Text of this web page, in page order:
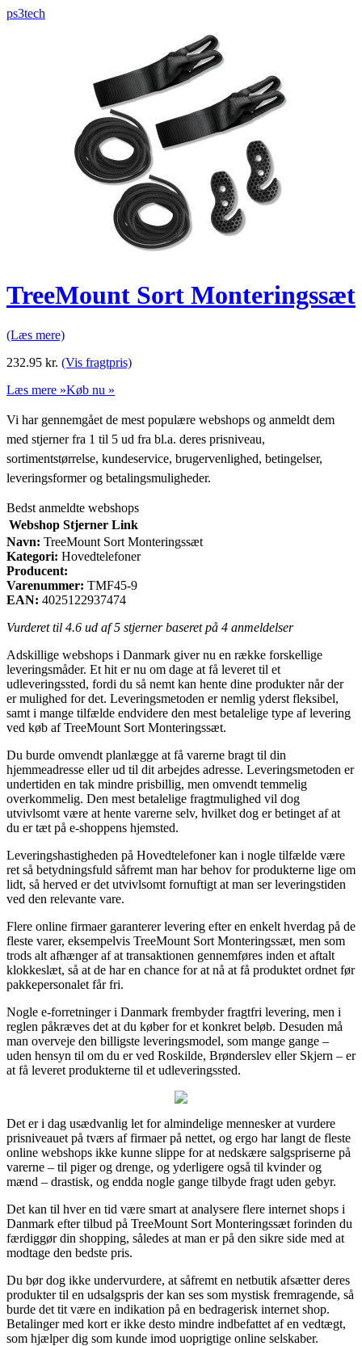
ps3tech
TreeMount Sort Monteringssæt
(Læs mere)
232.95 kr. (Vis fragtpris)
Læs mere »Køb nu »
Vi har gennemgået de mest populære webshops og anmeldt dem
med stjerner fra 1 til 5 ud fra bl.a. deres prisniveau,
sortimentstørrelse, kundeservice, brugervenlighed, betingelser,
leveringsformer og betalingsmuligheder.
Bedst anmeldte webshops
Webshop Stjerner Link
Navn: TreeMount Sort Monteringssæt
Kategori: Hovedtelefoner
Producent:
Varenummer: TMF45-9
EAN: 4025122937474
Vurderet til 4.6 ud af 5 stjerner baseret på 4 anmeldelser
Adskillige webshops i Danmark giver nu en række forskellige
leveringsmåder. Et hit er nu om dage at få leveret til et
udleveringssted, fordi du så nemt kan hente dine produkter når der
er mulighed for det. Leveringsmetoden er nemlig yderst fleksibel,
samt i mange tilfælde endvidere den mest betalelige type af levering
ved køb af TreeMount Sort Monteringssæt.
Du burde omvendt planlægge at få varerne bragt til din
hjemmeadresse eller ud til dit arbejdes adresse. Leveringsmetoden er
undertiden en tak mindre prisbillig, men omvendt temmelig
overkommelig. Den mest betalelige fragtmulighed vil dog
utvivlsomt være at hente varerne selv, hvilket dog er betinget af at
du er tæt på e-shoppens hjemsted.
Leveringshastigheden på Hovedtelefoner kan i nogle tilfælde være
ret så betydningsfuld såfremt man har behov for produkterne lige om
lidt, så herved er det utvivlsomt fornuftigt at man ser leveringstiden
ved den relevante vare.
Flere online firmaer garanterer levering efter en enkelt hverdag på de
fleste varer, eksempelvis TreeMount Sort Monteringssæt, men som
trods alt afhænger af at transaktionen gennemføres inden et aftalt
klokkeslæt, så at de har en chance for at nå at få produktet ordnet før
pakkepersonalet får fri.
Nogle e-forretninger i Danmark frembyder fragtfri levering, men i
reglen påkræves det at du køber for et konkret beløb. Desuden må
man overveje den billigste leveringsmodel, som mange gange –
uden hensyn til om du er ved Roskilde, Brønderslev eller Skjern – er
at få leveret produkterne til et udleveringssted.
Det er i dag usædvanlig let for almindelige mennesker at vurdere
prisniveauet på tværs af firmaer på nettet, og ergo har langt de fleste
online webshops ikke kunne slippe for at nedskære salgspriserne på
varerne – til piger og drenge, og yderligere også til kvinder og
mænd – drastisk, og endda nogle gange tilbyde fragt uden gebyr.
Det kan til hver en tid være smart at analysere flere internet shops i
Danmark efter tilbud på TreeMount Sort Monteringssæt forinden du
færdiggør din shopping, således at man er på den sikre side med at
modtage den bedste pris.
Du bør dog ikke undervurdere, at såfremt en netbutik afsætter deres
produkter til en udsalgspris der kan ses som mystisk fremragende, så
burde det tit være en indikation på en bedragerisk internet shop.
Betalinger med kort er ikke desto mindre indbefattet af en vedtægt,
som hjælper dig som kunde imod uoprigtige online selskaber.